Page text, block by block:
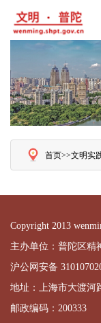
首页>>文明实
Copyright 2013
主办单位：普陀区精
沪公网安备
地址：上海市大渡河
邮政编码：200333